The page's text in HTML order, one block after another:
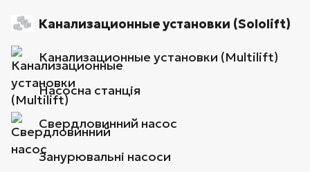
Канализационные установки (Sololift)
Канализационные установки (Multilift)
Насосна станція
Свердловинний насос
Занурювальні насоси